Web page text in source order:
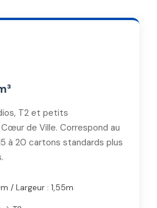
T2 et petits
de Ville. Correspond au
à 20 cartons standards plus
/ Largeur : 1,55m